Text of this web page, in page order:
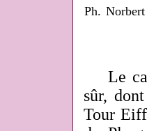
Ph.
Le
sûr,
Tour